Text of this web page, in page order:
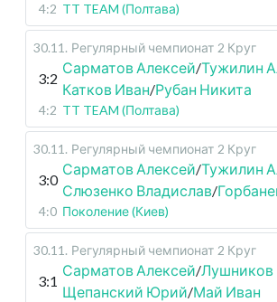
4:2 TT TEAM (Полтава)
30.11 . Регулярный чемпионат 2 Круг
3:2
Сарматов Алексей/Тужилин
Катков Иван/Рубан Никита
4:2 TT TEAM (Полтава)
30.11 . Регулярный чемпионат 2 Круг
3:0
Сарматов Алексей/Тужилин
Слюзенко Владислав/
4:0 Поколение (Киев)
30.11 . Регулярный чемпионат 2 Круг
3:1
Сарматов Алексей/Лушников
Щепанский Юрий/Май Иван